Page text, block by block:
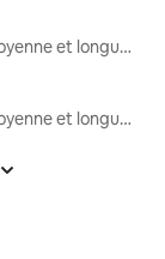
Locations moyenne et longue durée
Locations moyenne et longue durée